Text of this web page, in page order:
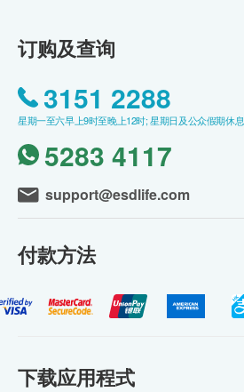
订购及查询
3151 2288
星期一至六早上9时至晚上12时; 星期日及公众假期休息
5283 4117
support@esdlife.com
付款方法
下载应用程式